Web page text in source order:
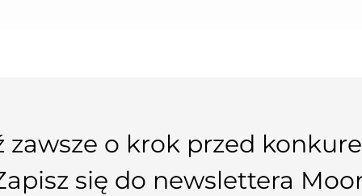
zawsze o krok przed
się do newslettera